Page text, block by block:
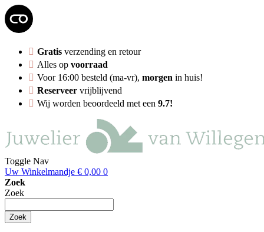
Gratis verzending en retour
Alles op voorraad
Voor 16:00 besteld (ma-vr), morgen in huis!
Reserveer vrijblijvend
Wij worden beoordeeld met een 9.7!
Toggle Nav
Uw Winkelmandje € 0,00 0
Zoek
Zoek
Zoek